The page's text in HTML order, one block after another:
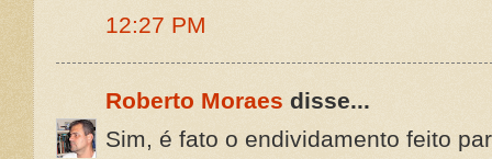
12:27 PM
Roberto Moraes disse...
Sim, é fato o endividamento feito